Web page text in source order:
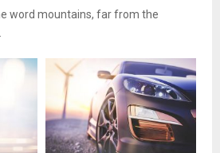
word mountains, far from the